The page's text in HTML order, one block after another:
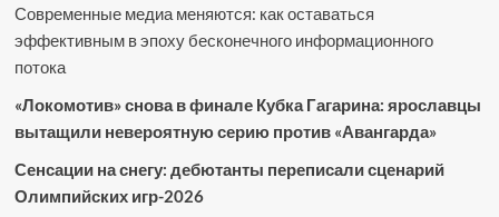
Современные медиа меняются: как оставаться
эффективным в эпоху бесконечного информационного
потока
«Локомотив» снова в финале Кубка Гагарина: ярославцы
вытащили невероятную серию против «Авангарда»
Сенсации на снегу: дебютанты переписали сценарий
Олимпийских игр-2026